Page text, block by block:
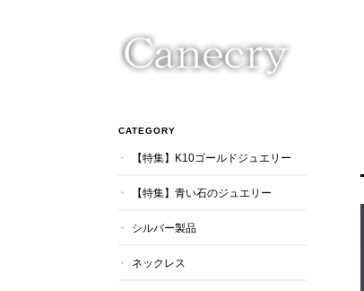
CATEGORY
【特集】K10ゴールドジュエリー
【特集】青い石のジュエリー
シルバー製品
ネックレス